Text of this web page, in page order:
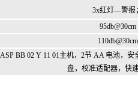
3x红灯—警报
95db@30cm
110db@30cm
ASP BB 02 Y 11 01主机，2节 AA 电池，
盘，校准适配器，快